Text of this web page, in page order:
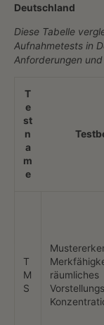
Deutschland
Diese Tabelle
Aufnahmetests in
Anforderungen
T
e
st
n
a
m
e
T
M
S
räumliches